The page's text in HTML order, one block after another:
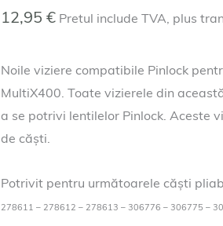
12,95 € Pretul include TVA, plus
Noile viziere compatibile Pinlock
MultiX400. Toate vizierele din
a se potrivi lentilelor Pinlock. Aceste
de căști.
Potrivit pentru următoarele căști
278611 – 278612 – 278613 – 306776 – 306775 –